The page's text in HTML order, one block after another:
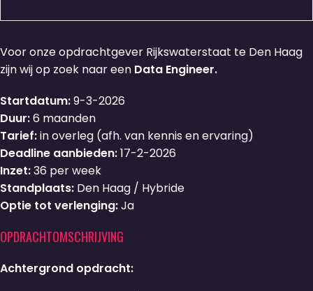
Voor onze opdrachtgever Rijkswaterstaat te Den Haag
zijn wij op zoek naar een Data Engineer.
Startdatum:9-3-2026
Duur:6 maanden
Tarief:in overleg (afh. van kennis en ervaring)
Deadline aanbieden:17-2-2026
Inzet:36 per week
Standplaats: Den Haag / Hybride
Optie tot verlenging:Ja
OPDRACHTOMSCHRIJVING
Achtergrond opdracht: